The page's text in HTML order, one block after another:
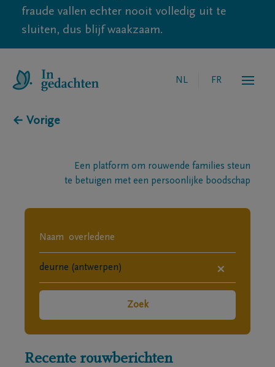
fraude vallen echter nooit volledig uit te
sluiten, dus blijf waakzaam.
NL FR
← Vorige
Een platform om rouwende families steun
te betuigen met een persoonlijke boodschap
×
Zoek
Recente rouwberichten